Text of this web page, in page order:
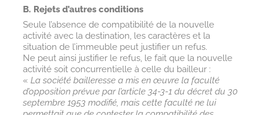
B. Rejets d’autres conditions
Seule l’absence de compatibilité de la nouvelle
activité avec la destination, les caractères et la
situation de l’immeuble peut justifier un refus.
Ne peut ainsi justifier le refus, le fait que la nouvelle
activité soit concurrentielle à celle du bailleur :
« La société bailleresse a mis en œuvre la faculté
d’opposition prévue par l’article 34-3-1 du décret du 30
septembre 1953 modifié, mais cette faculté ne lui